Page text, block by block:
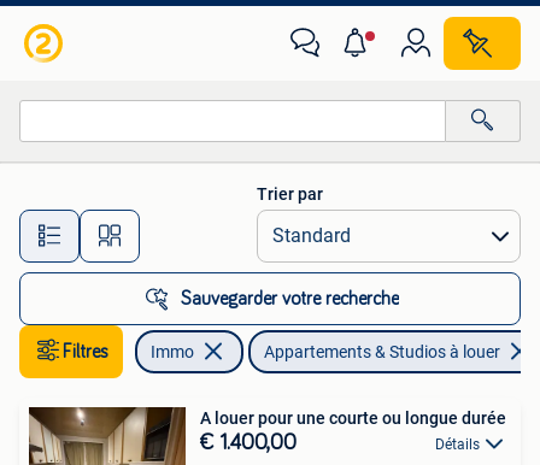
Toutes les distances…
Trier par
Sauvegarder votre recherche
Filtres Immo Appartements & Studios à louer
A louer pour une courte ou longue durée
€ 1.400,00 Détails